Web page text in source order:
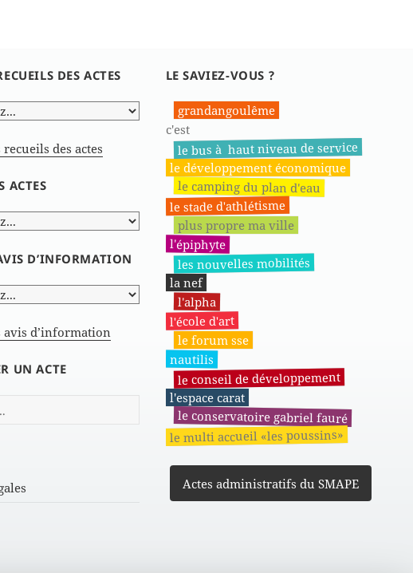
DES ACTES
des actes
ACTES
D’INFORMATION
avis d’information
UN ACTE
LE SAVIEZ-VOUS ?
grandangoulême
c'est
le bus à haut niveau de service
le développement économique
le camping du plan d'eau
le stade d'athlétisme
plus propre ma ville
l'épiphyte
les nouvelles mobilités
la nef
l'alpha
l'école d'art
le forum sse
nautilis
le conseil de développement
l'espace carat
le conservatoire gabriel fauré
le multi accueil «les poussins»
Actes administratifs du SMAPE